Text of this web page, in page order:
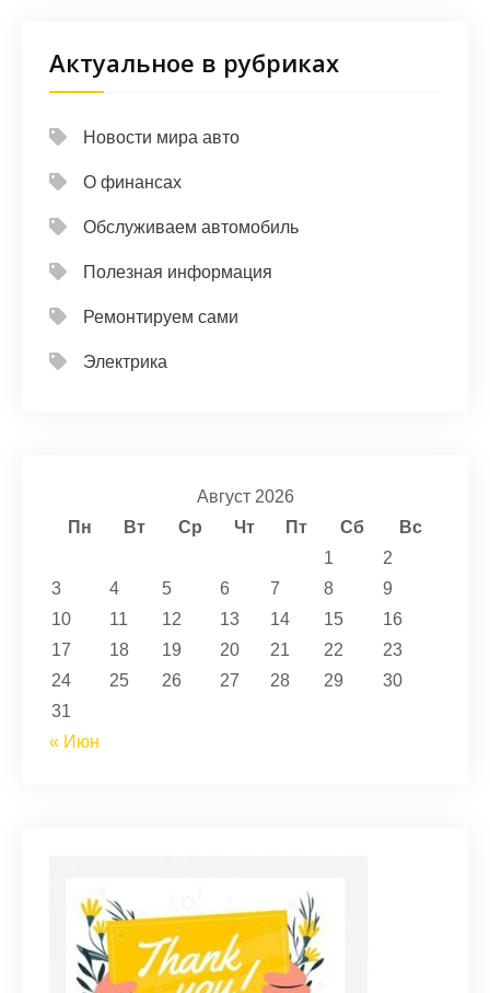
Актуальное в рубриках
Новости мира авто
О финансах
Обслуживаем автомобиль
Полезная информация
Ремонтируем сами
Электрика
Август 2026
Пн
Вт Ср Чт Пт Сб
Вс
1
2
3
4 5 6 7 8
9
10
11 12 13 14 15
16
17
18 19 20 21 22
23
24
25 26 27 28 29
30
31
« Июн